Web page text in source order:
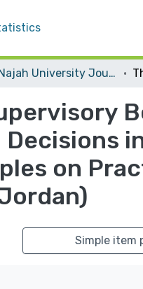
An-Najah University Journal for Research - B (Humanities)
on
Simple item